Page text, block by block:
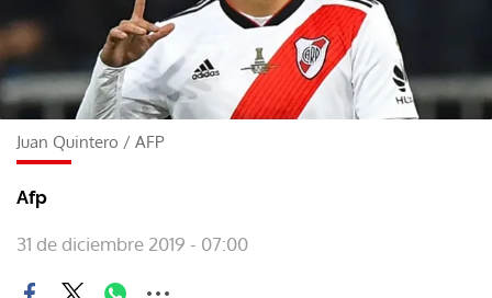
Juan Quintero / AFP
Afp
31 de diciembre 2019 - 07:00